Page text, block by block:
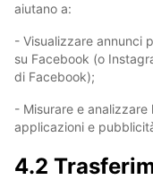
aiutano a:
- Visualizzare annunci
su Facebook (o
di Facebook);
- Misurare e
applicazioni e
4.2